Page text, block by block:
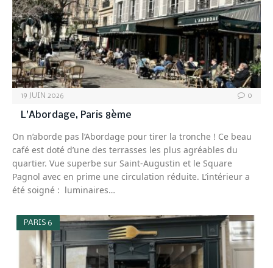
19 JUIN 2026 0
L’Abordage, Paris 8ème
On n’aborde pas l’Abordage pour tirer la tronche ! Ce beau
café est doté d’une des terrasses les plus agréables du
quartier. Vue superbe sur Saint-Augustin et le Square
Pagnol avec en prime une circulation réduite. L’intérieur a
été soigné : luminaires…
PARIS 6